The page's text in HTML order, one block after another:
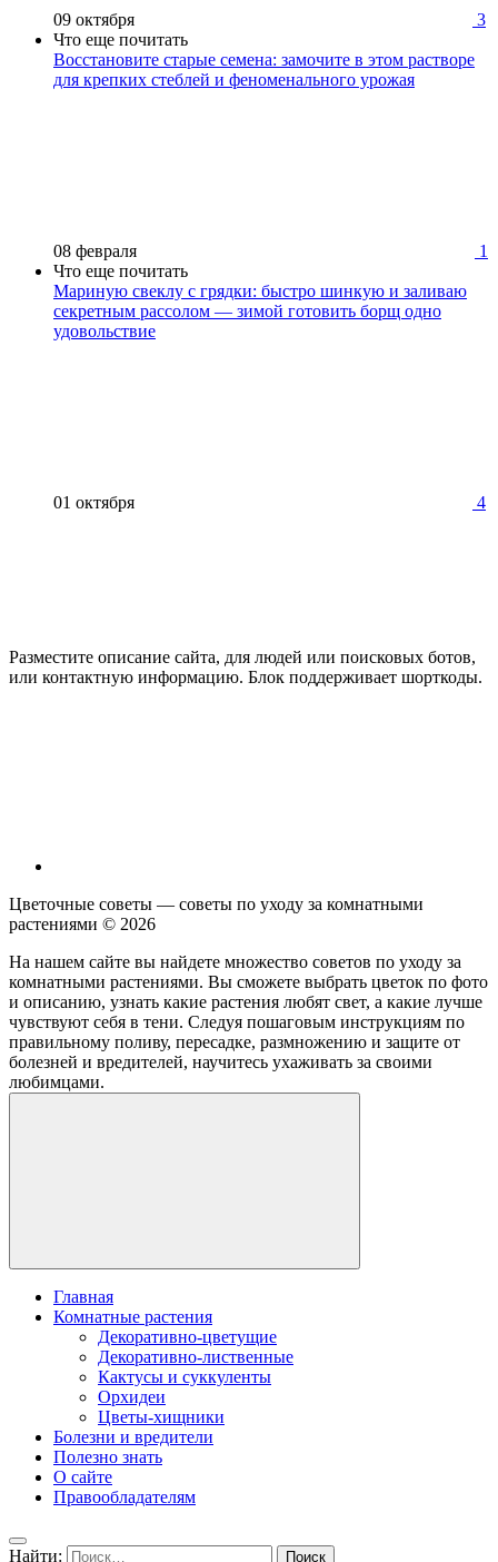
09 октября
3
Что еще почитать
Восстановите старые семена: замочите в этом растворе
для крепких стеблей и феноменального урожая
08 февраля
1
Что еще почитать
Мариную свеклу с грядки: быстро шинкую и заливаю
секретным рассолом — зимой готовить борщ одно
удовольствие
01 октября 4
Разместите описание сайта, для людей или поисковых ботов,
или контактную информацию. Блок поддерживает шорткоды.
Цветочные советы — советы по уходу за комнатными
растениями © 2026
На нашем сайте вы найдете множество советов по уходу за
комнатными растениями. Вы сможете выбрать цветок по фото
и описанию, узнать какие растения любят свет, а какие лучше
чувствуют себя в тени. Следуя пошаговым инструкциям по
правильному поливу, пересадке, размножению и защите от
болезней и вредителей, научитесь ухаживать за своими
любимцами.
Главная
Комнатные растения
Декоративно-цветущие
Декоративно-лиственные
Кактусы и суккуленты
Орхидеи
Цветы-хищники
Болезни и вредители
Полезно знать
О сайте
Правообладателям
Найти: